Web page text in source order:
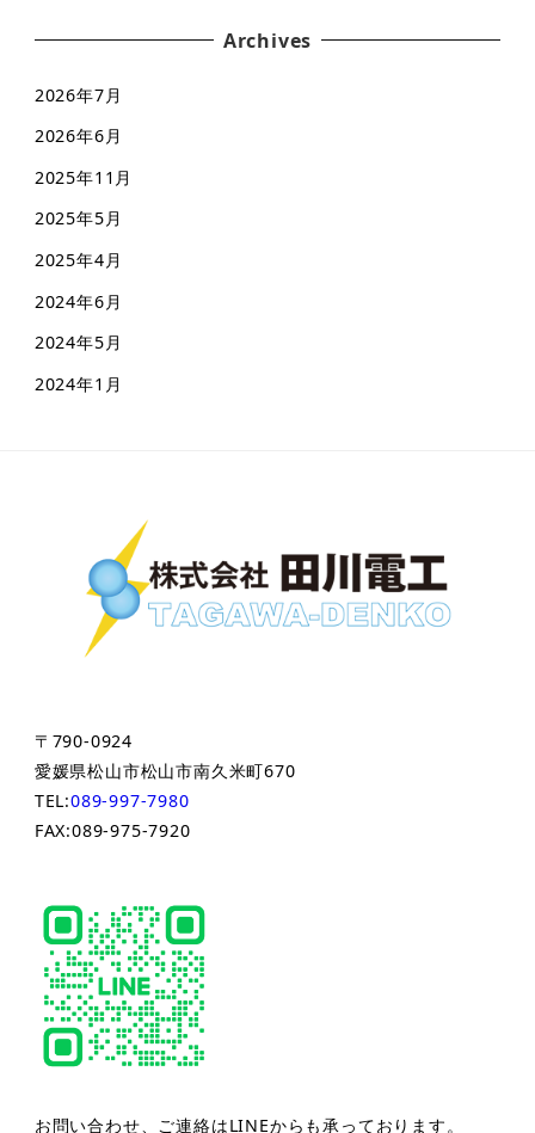
Archives
2026年7月
2026年6月
2025年11月
2025年5月
2025年4月
2024年6月
2024年5月
2024年1月
〒790-0924
愛媛県松山市松山市南久米町670
TEL:089-997-7980
FAX:089-975-7920
お問い合わせ、ご連絡はLINEからも承っております。